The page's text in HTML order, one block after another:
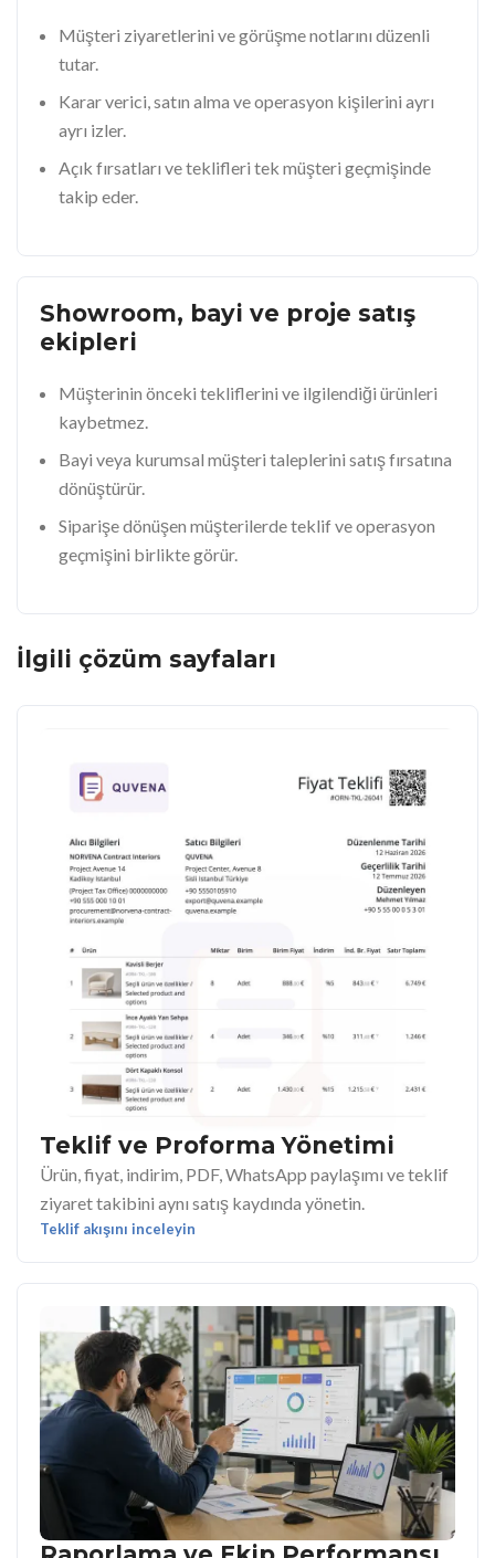
Müşteri ziyaretlerini ve görüşme notlarını düzenli
tutar.
Karar verici, satın alma ve operasyon kişilerini ayrı
ayrı izler.
Açık fırsatları ve teklifleri tek müşteri geçmişinde
takip eder.
Showroom, bayi ve proje satış
ekipleri
Müşterinin önceki tekliflerini ve ilgilendiği ürünleri
kaybetmez.
Bayi veya kurumsal müşteri taleplerini satış fırsatına
dönüştürür.
Siparişe dönüşen müşterilerde teklif ve operasyon
geçmişini birlikte görür.
İlgili çözüm sayfaları
Teklif ve Proforma Yönetimi
Ürün, fiyat, indirim, PDF, WhatsApp paylaşımı ve teklif
ziyaret takibini aynı satış kaydında yönetin.
Teklif akışını inceleyin